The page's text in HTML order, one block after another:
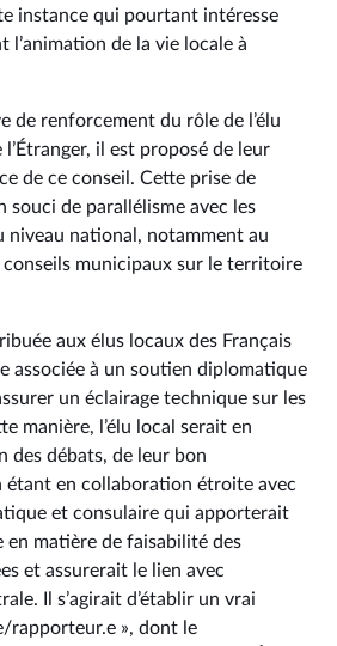
instance qui pourtant intéresse
de la vie locale à
de renforcement du rôle de l’élu
l’Étranger, il est proposé de leur
de ce conseil. Cette prise de
de parallélisme avec les
niveau national, notamment au
municipaux sur le territoire
aux élus locaux des Français
associée à un soutien diplomatique
un éclairage technique sur les
manière, l’élu local serait en
des débats, de leur bon
en collaboration étroite avec
et consulaire qui apporterait
en matière de faisabilité des
et assurerait le lien avec
Il s’agirait d’établir un vrai
rapporteur.e », dont le